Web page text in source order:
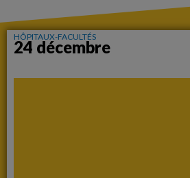
HÔPITAUX-FACULTÉS
24 décembre